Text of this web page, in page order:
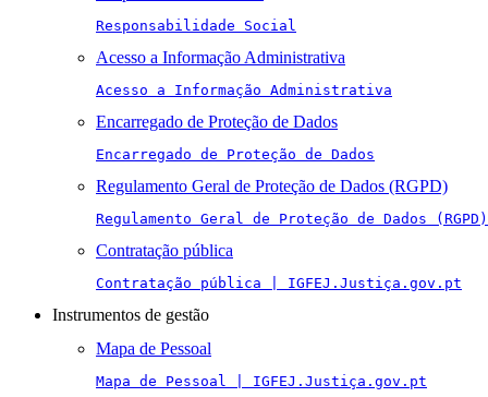
Responsabilidade Social
Acesso a Informação Administrativa
Acesso a Informação Administrativa
Encarregado de Proteção de Dados
Encarregado de Proteção de Dados
Regulamento Geral de Proteção de Dados (RGPD)
Regulamento Geral de Proteção de Dados (RGPD)
Contratação pública
Contratação pública | IGFEJ.Justiça.gov.pt
Instrumentos de gestão
Mapa de Pessoal
Mapa de Pessoal | IGFEJ.Justiça.gov.pt